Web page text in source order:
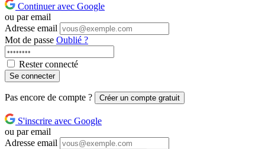
Continuer avec Google
ou par email
Adresse email
Mot de passe Oublié ?
Rester connecté
Se connecter
Pas encore de compte ? Créer un compte gratuit
S'inscrire avec Google
ou par email
Adresse email